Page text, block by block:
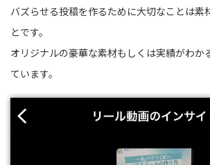
バズらせる投稿を作るために大切なことは素
とです。
オリジナルの豪華な素材もしくは実績がわか
ています。